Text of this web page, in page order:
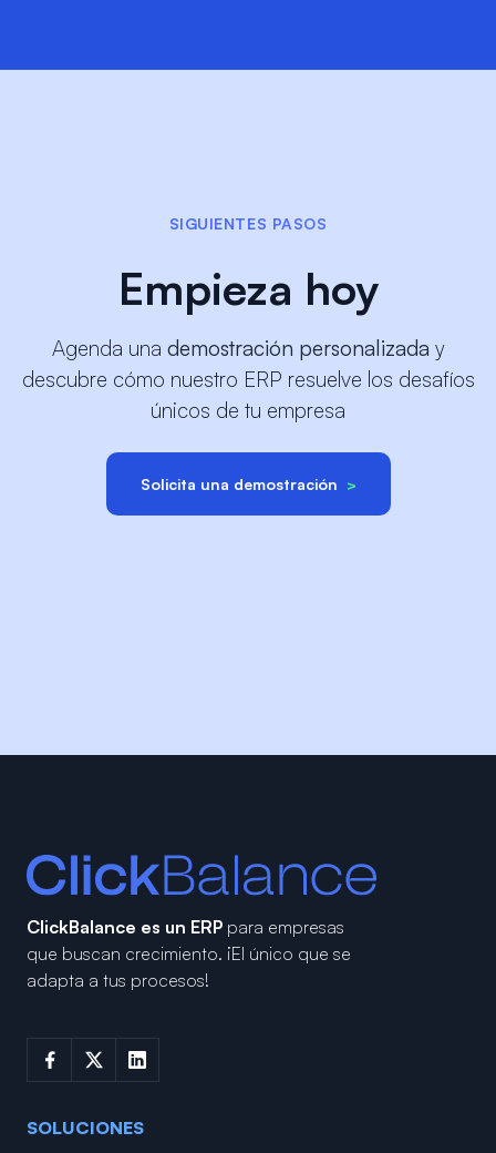
SIGUIENTES PASOS
Empieza hoy
Agenda una demostración personalizada y
descubre cómo nuestro ERP resuelve los desafíos
únicos de tu empresa
Solicita una demostración >
ClickBalance es un ERP para empresas
que buscan crecimiento. ¡El único que se
adapta a tus procesos!
SOLUCIONES